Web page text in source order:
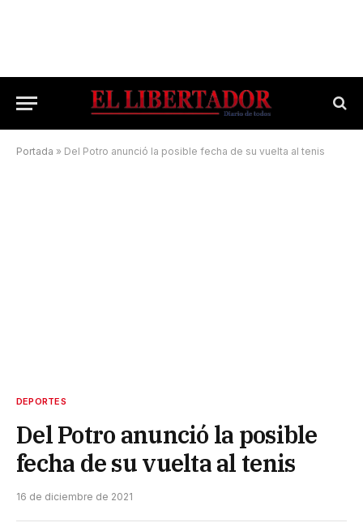
Portada » Del Potro anunció la posible fecha de su vuelta al tenis
DEPORTES
Del Potro anunció la posible
fecha de su vuelta al tenis
16 de diciembre de 2021